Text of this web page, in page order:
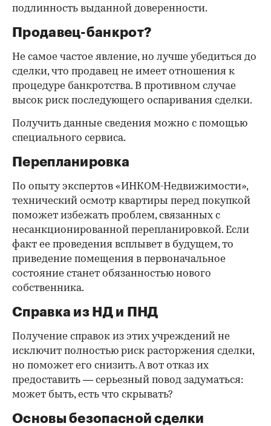
подлинность выданной доверенности.
Продавец-банкрот?
Не самое частое явление, но лучше убедиться до
сделки, что продавец не имеет отношения к
процедуре банкротства. В противном случае
высок риск последующего оспаривания сделки.
Получить данные сведения можно с помощью
специального сервиса.
Перепланировка
По опыту экспертов «ИНКОМ-Недвижимости»,
технический осмотр квартиры перед покупкой
поможет избежать проблем, связанных с
несанкционированной перепланировкой. Если
факт ее проведения всплывет в будущем, то
приведение помещения в первоначальное
состояние станет обязанностью нового
собственника.
Справка из НД и ПНД
Получение справок из этих учреждений не
исключит полностью риск расторжения сделки,
но поможет его снизить. А вот отказ их
предоставить — серьезный повод задуматься:
может быть, есть что скрывать?
Основы безопасной сделки